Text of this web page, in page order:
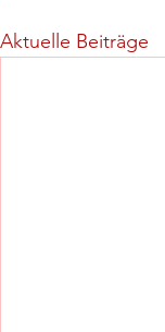
Aktuelle Beiträge